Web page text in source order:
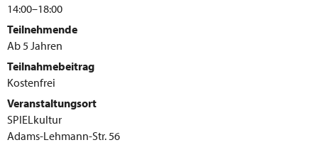
14:00–18:00
Teilnehmende
Ab 5 Jahren
Teilnahmebeitrag
Kostenfrei
Veranstaltungsort
SPIELkultur
Adams-Lehmann-Str. 56